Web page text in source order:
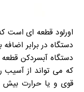
اورلود قطعه ای است
دستگاه در برابر
دستگاه آبسردکن
که می تواند از آسیب
قوی و یا حرارت بیش